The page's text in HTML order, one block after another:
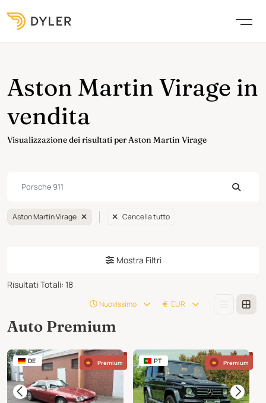
Aston Martin Virage in
vendita
Visualizzazione dei risultati per Aston Martin Virage
Aston Martin Virage Cancella tutto
Mostra Filtri
Risultati Totali: 18
Nuovissimo EUR
Auto Premium
DE Premium PT Premium